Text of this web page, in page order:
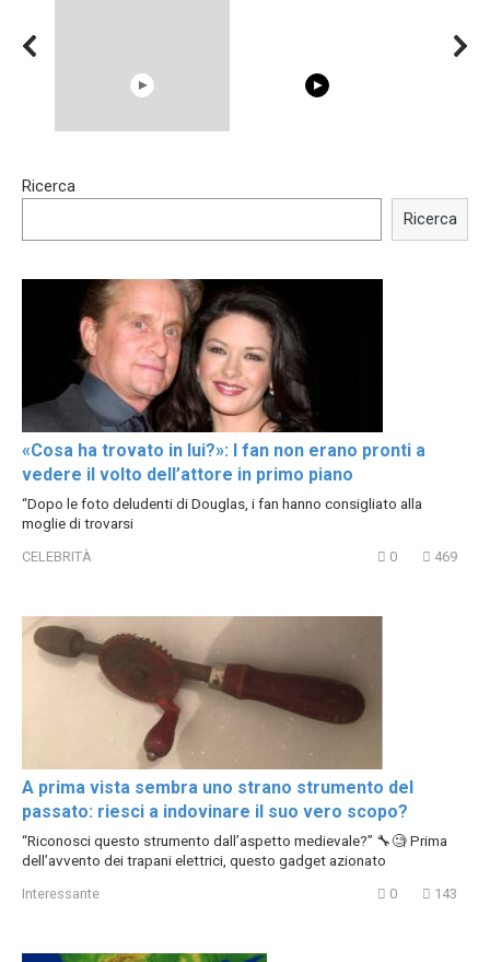
Shocking illusion - Pretty
Trying BOLLYWOOD
Ricerca
Ricerca
«Cosa ha trovato in lui?»: I fan non erano pronti a
vedere il volto dell’attore in primo piano
“Dopo le foto deludenti di Douglas, i fan hanno consigliato alla
moglie di trovarsi
CELEBRITÀ 0 469
A prima vista sembra uno strano strumento del
passato: riesci a indovinare il suo vero scopo?
“Riconosci questo strumento dall’aspetto medievale?” 🔧🧐 Prima
dell’avvento dei trapani elettrici, questo gadget azionato
Interessante 0 143